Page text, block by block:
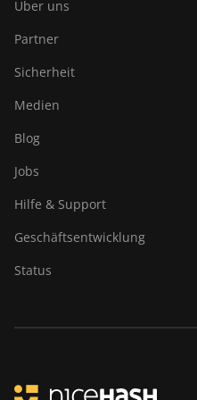
Über uns
Partner
Sicherheit
Medien
Blog
Jobs
Hilfe & Support
Geschäftsentwicklung
Status